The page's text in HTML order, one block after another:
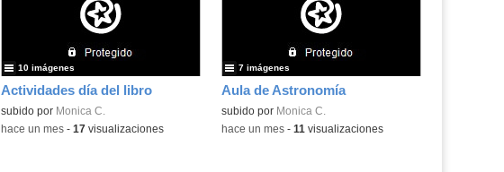
Actividades día del libro
subido por Monica C.
10 imágenes
-hace un mes- 17visualizaciones
Aula de Astronomía
subido por Monica C.
7 imágenes
-hace un mes- 11 visualizaciones